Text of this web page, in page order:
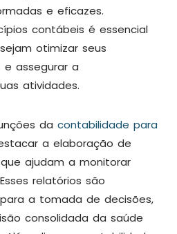
e eficazes.
contábeis é essencial
otimizar seus
e assegurar a
atividades.
da contabilidade para
a elaboração de
ajudam a monitorar
relatórios são
a tomada de decisões,
consolidada da saúde